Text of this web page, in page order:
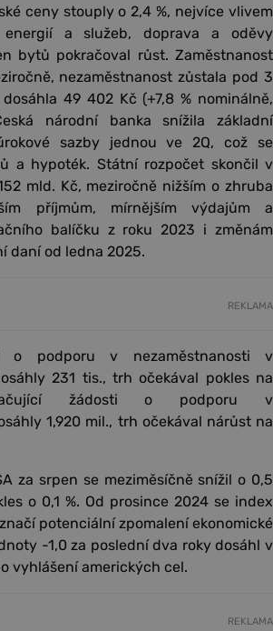
ceny stouply o 2,4 %, nejvíce vlivem
energií a služeb, doprava a oděvy
bytů pokračoval růst. Zaměstnanost
nezaměstnanost zůstala pod 3
49 402 Kč (+7,8 % nominálně,
národní banka snížila základní
sazby jednou ve 2Q, což se
a hypoték. Státní rozpočet skončil v
mld. Kč, meziročně nižším o zhruba
příjmům, mírnějším výdajům a
balíčku z roku 2023 i změnám
daní od ledna 2025.
REKLAMA
o podporu v nezaměstnanosti v
231 tis., trh očekával pokles na
žádosti o podporu v
1,920 mil., trh očekával nárůst na
za srpen se meziměsíčně snížil o 0,5
o 0,1 %. Od prosince 2024 se index
potenciální zpomalení ekonomické
-1,0 za poslední dva roky dosáhl v
vyhlášení amerických cel.
REKLAMA